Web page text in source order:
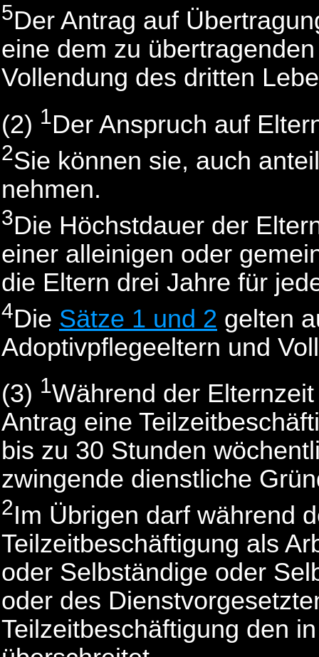
5Der Antrag auf
eine dem zu
Vollendung des dritten
(2) 1Der Anspruch auf
2Sie können sie, auch
nehmen.
3Die Höchstdauer der
einer alleinigen oder
die Eltern drei Jahre für
4Die Sätze 1 und 2 gelten
Adoptivpflegeeltern und
(3) 1Während der
Antrag eine
bis zu 30 Stunden
zwingende dienstliche
2Im Übrigen darf während
Teilzeitbeschäftigung als
oder Selbständige oder
oder des
Teilzeitbeschäftigung den